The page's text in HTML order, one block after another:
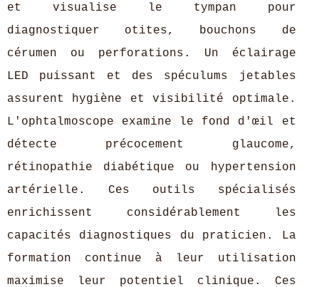
et visualise le tympan pour
diagnostiquer otites, bouchons de
cérumen ou perforations. Un éclairage
LED puissant et des spéculums jetables
assurent hygiène et visibilité optimale.
L'ophtalmoscope examine le fond d'œil et
détecte précocement glaucome,
rétinopathie diabétique ou hypertension
artérielle. Ces outils spécialisés
enrichissent considérablement les
capacités diagnostiques du praticien. La
formation continue à leur utilisation
maximise leur potentiel clinique. Ces